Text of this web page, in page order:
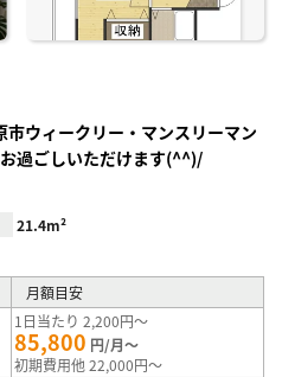
市ウィークリー・マンスリーマン
過ごしいただけます(^^)/
21.4m²
月額目安
1日当たり 2,200円～
85,800 円/月～
初期費用他 22,000円～